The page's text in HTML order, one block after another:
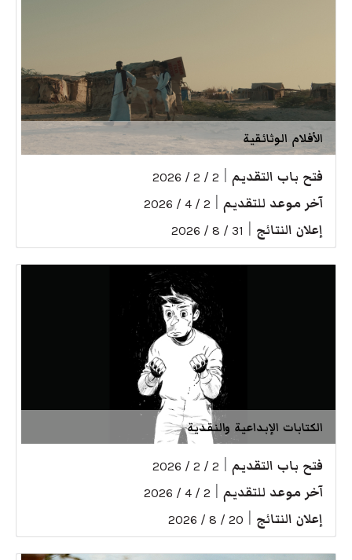
الأفلام الوثائقية
فتح باب التقديم 2 / 2 / 2026
آخر موعد للتقديم 2 / 4 / 2026
إعلان النتائج 31 / 8 / 2026
الكتابات الإبداعية والنقدية
فتح باب التقديم 2 / 2 / 2026
آخر موعد للتقديم 2 / 4 / 2026
إعلان النتائج 20 / 8 / 2026